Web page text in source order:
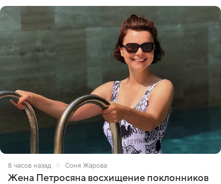
8 часов назад Соня Жарова
Жена Петросяна восхищение поклонников